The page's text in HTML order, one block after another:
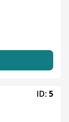
ID:5